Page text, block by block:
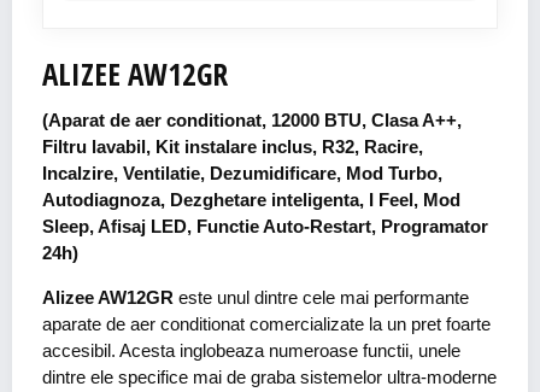
ALIZEE AW12GR
(Aparat de aer conditionat, 12000 BTU, Clasa A++,
Filtru lavabil, Kit instalare inclus, R32, Racire,
Incalzire, Ventilatie, Dezumidificare, Mod Turbo,
Autodiagnoza, Dezghetare inteligenta, I Feel, Mod
Sleep, Afisaj LED, Functie Auto-Restart, Programator
24h)
Alizee AW12GR este unul dintre cele mai performante
aparate de aer conditionat comercializate la un pret foarte
accesibil. Acesta inglobeaza numeroase functii, unele
dintre ele specifice mai de graba sistemelor ultra-moderne